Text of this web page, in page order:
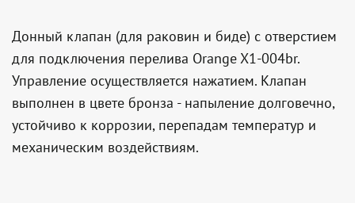
Донный клапан (для раковин и биде) с отверстием
для подключения перелива Orange X1-004br.
Управление осуществляется нажатием. Клапан
выполнен в цвете бронза - напыление долговечно,
устойчиво к коррозии, перепадам температур и
механическим воздействиям.